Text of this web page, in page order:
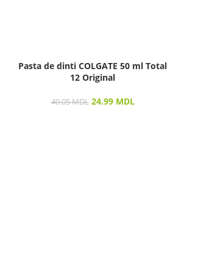
Pasta de dinti COLGATE 50 ml Total
12 Original
40.05MDL 24.99 MDL